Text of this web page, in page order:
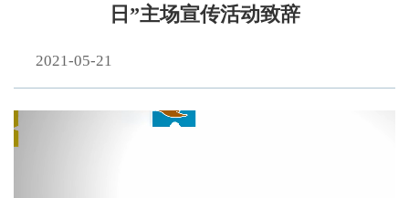
日”主场宣传活动致辞
2021-05-21